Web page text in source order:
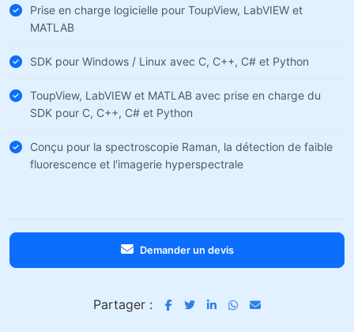
Prise en charge logicielle pour ToupView, LabVIEW et
MATLAB
SDK pour Windows / Linux avec C, C++, C# et Python
ToupView, LabVIEW et MATLAB avec prise en charge du
SDK pour C, C++, C# et Python
Conçu pour la spectroscopie Raman, la détection de faible
fluorescence et l'imagerie hyperspectrale
Demander un devis
Partager :